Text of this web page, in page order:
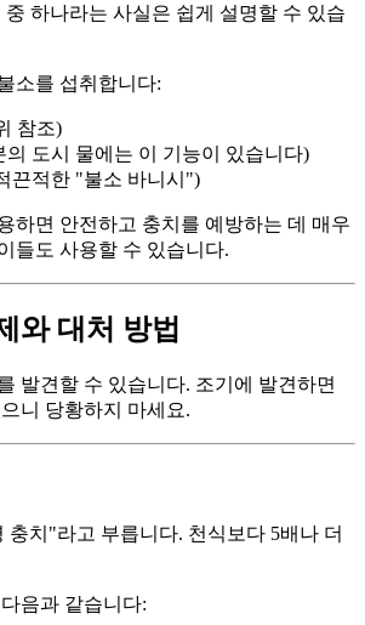
하나라는 사실은 쉽게 설명할 수 있습
소를 섭취합니다:
참조)
의 도시 물에는 이 기능이 있습니다)
끈적한 "불소 바니시")
하면 안전하고 충치를 예방하는 데 매우
들도 사용할 수 있습니다.
와 대처 방법
발견할 수 있습니다. 조기에 발견하면
니 당황하지 마세요.
충치"라고 부릅니다. 천식보다 5배나 더
음과 같습니다: